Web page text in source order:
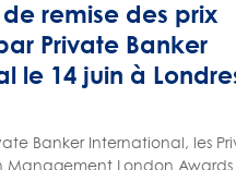
remise des prix
Private Banker
le 14 juin à
Banker International, les
Management London Awards